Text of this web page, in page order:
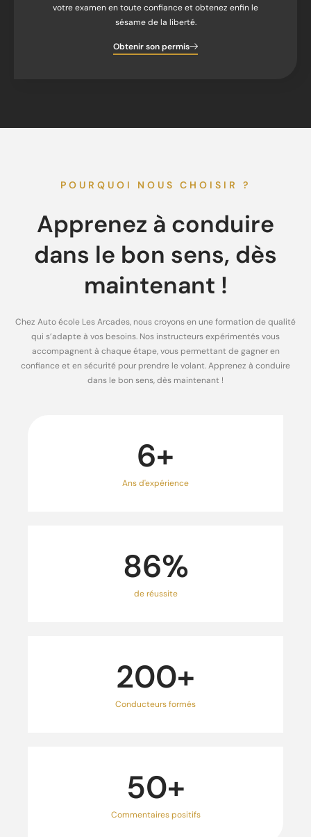
votre examen en toute confiance et obtenez enfin le
sésame de la liberté.
Obtenir son permis
POURQUOI NOUS CHOISIR ?
Apprenez à conduire
dans le bon sens, dès
maintenant !
Chez Auto école Les Arcades, nous croyons en une formation de qualité
qui s’adapte à vos besoins. Nos instructeurs expérimentés vous
accompagnent à chaque étape, vous permettant de gagner en
confiance et en sécurité pour prendre le volant. Apprenez à conduire
dans le bon sens, dès maintenant !
Ans d'expérience
6+
de réussite
86%
Conducteurs formés
200+
Commentaires positifs
50+